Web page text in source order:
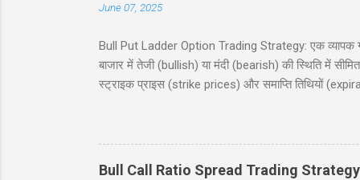
June 07, 2025
Bull Put Ladder Option Trading Strategy: एक व्यापक
बाजार में तेजी (bullish) या मंदी (bearish) की स्थिति में
स्ट्राइक प्राइस (strike prices) और समाप्ति तिथियों
उपयोगी होगी, जो निफ्टी 50 इंडेक्स पर ट्रेडिंग में रुचि
(Table of Contents) 1. परिचय (Introduction) 2. बुल
Bull Call Ratio Spread Trading Strategy